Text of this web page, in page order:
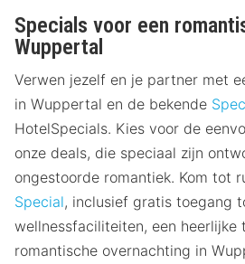
Specials voor een
Wuppertal
Verwen jezelf en je partner met
in Wuppertal en de bekende
HotelSpecials. Kies voor de
onze deals, die speciaal zijn
ongestoorde romantiek. Kom tot
Special, inclusief gratis toegang
wellnessfaciliteiten, een heerlijke
romantische overnachting in